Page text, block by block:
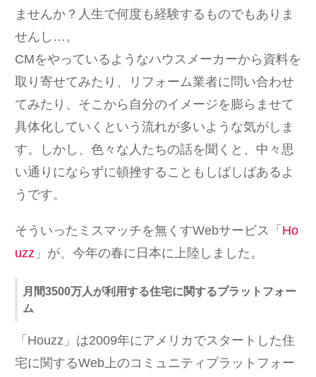
ませんか？人生で何度も経験するものでもありま
せんし…。
CMをやっているようなハウスメーカーから資料を
取り寄せてみたり、リフォーム業者に問い合わせ
てみたり、そこから自分のイメージを膨らませて
具体化していくという流れが多いような気がしま
す。しかし、色々な人たちの話を聞くと、中々思
い通りにならずに頓挫することもしばしばあるよ
うです。
そういったミスマッチを無くすWebサービス「 Ho
uzz 」が、今年の春に日本に上陸しました。
月間3500万人が利用する住宅に関するプラットフォー
ム
「Houzz」は2009年にアメリカでスタートした住
宅に関するWeb上のコミュニティプラットフォー